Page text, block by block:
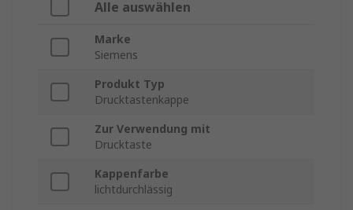
Alle auswählen
Marke
Siemens
Produkt Typ
Drucktastenkappe
Zur Verwendung mit
Drucktaste
Kappenfarbe
lichtdurchlässig